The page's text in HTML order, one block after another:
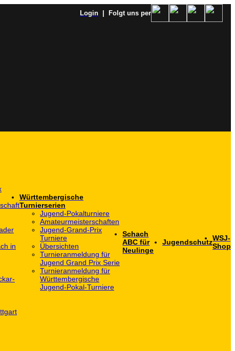
Login | Folgt uns per
in
Württembergische
Turnierserien
Jugend-Pokalturniere
Amateurmeisterschaften
Jugend-Grand-Prix
Turniere
Übersichten
Turnieranmeldung für
Jugend Grand Prix Serie
Turnieranmeldung für
Württembergische
Jugend-Pokal-Turniere
Schach
ABC für
Neulinge
JugendschutzWSJ-
Shop